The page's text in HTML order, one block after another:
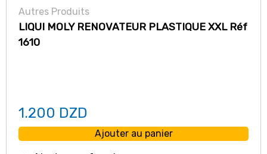
Autres Produits
LIQUI MOLY RENOVATEUR PLASTIQUE XXL Réf
1610
1.200 DZD
Ajouter au panier